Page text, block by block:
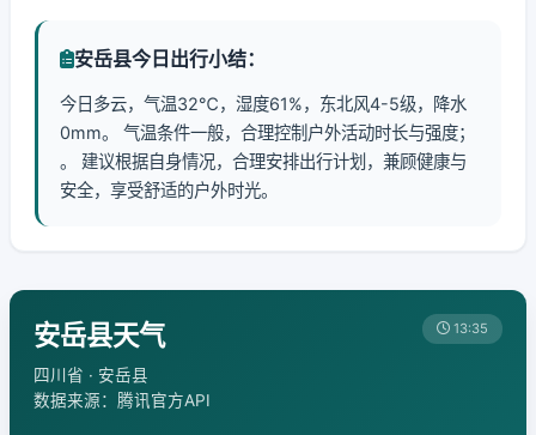
安岳县今日出行小结：
今日多云，气温32℃，湿度61%，东北风4-5级，降水
0mm。 气温条件一般，合理控制户外活动时长与强度；
。 建议根据自身情况，合理安排出行计划，兼顾健康与
安全，享受舒适的户外时光。
安岳县天气
四川省 · 安岳县
数据来源：腾讯官方API
13:35